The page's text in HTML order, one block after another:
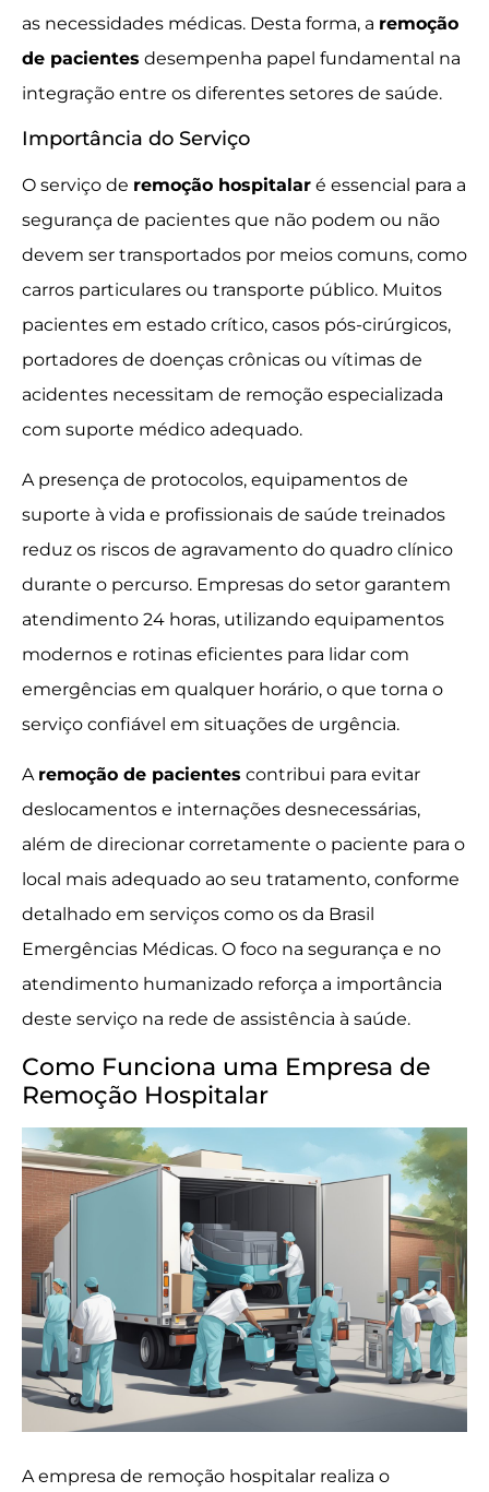
as necessidades médicas. Desta forma, a remoção
de pacientes desempenha papel fundamental na
integração entre os diferentes setores de saúde.
Importância do Serviço
O serviço de remoção hospitalar é essencial para a
segurança de pacientes que não podem ou não
devem ser transportados por meios comuns, como
carros particulares ou transporte público. Muitos
pacientes em estado crítico, casos pós-cirúrgicos,
portadores de doenças crônicas ou vítimas de
acidentes necessitam de remoção especializada
com suporte médico adequado.
A presença de protocolos, equipamentos de
suporte à vida e profissionais de saúde treinados
reduz os riscos de agravamento do quadro clínico
durante o percurso. Empresas do setor garantem
atendimento 24 horas, utilizando equipamentos
modernos e rotinas eficientes para lidar com
emergências em qualquer horário, o que torna o
serviço confiável em situações de urgência.
A remoção de pacientes contribui para evitar
deslocamentos e internações desnecessárias,
além de direcionar corretamente o paciente para o
local mais adequado ao seu tratamento, conforme
detalhado em serviços como os da Brasil
Emergências Médicas. O foco na segurança e no
atendimento humanizado reforça a importância
deste serviço na rede de assistência à saúde.
Como Funciona uma Empresa de
Remoção Hospitalar
A empresa de remoção hospitalar realiza o